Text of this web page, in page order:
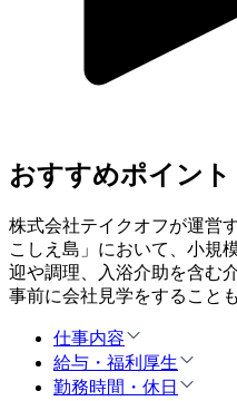
おすすめポイント
株式会社テイクオフが運営
こしえ島」において、小規
迎や調理、入浴介助を含む
事前に会社見学をすること
仕事内容
給与・福利厚生
勤務時間・休日